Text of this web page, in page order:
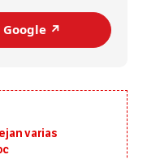
Google ↗️
varias